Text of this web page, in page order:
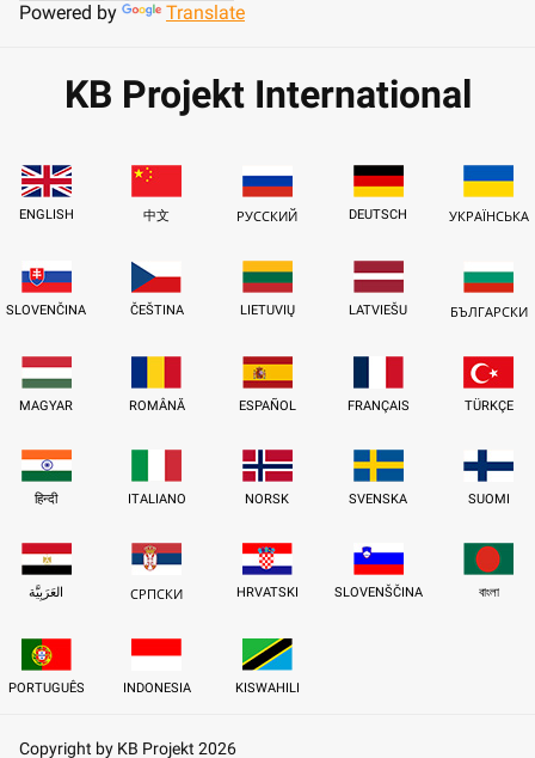
Powered by Translate
KB Projekt International
ENGLISH 中文 РУССКИЙ DEUTSCH УКРАЇНСЬКА
SLOVENČINA ČEŠTINA LIETUVIŲ LATVIEŠU БЪЛГАРСКИ
MAGYAR ROMÂNĂ ESPAÑOL FRANÇAIS TÜRKÇE
हिन्दी ITALIANO NORSK SVENSKA SUOMI
العَرَبِيَّة СРПСКИ HRVATSKI SLOVENŠČINA বাংলা
PORTUGUÊS INDONESIA KISWAHILI
Copyright by KB Projekt 2026